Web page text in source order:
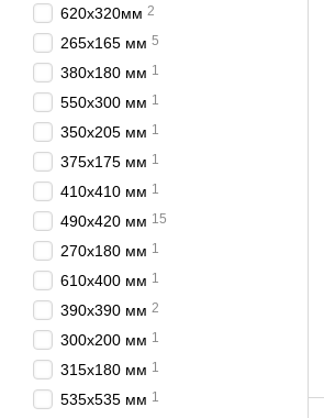
620х320мм 2
265х165 мм 5
380x180 мм 1
550х300 мм 1
350x205 мм 1
375х175 мм 1
410х410 мм 1
490х420 мм 15
270x180 мм 1
610х400 мм 1
390х390 мм 2
300х200 мм 1
315х180 мм 1
535х535 мм 1